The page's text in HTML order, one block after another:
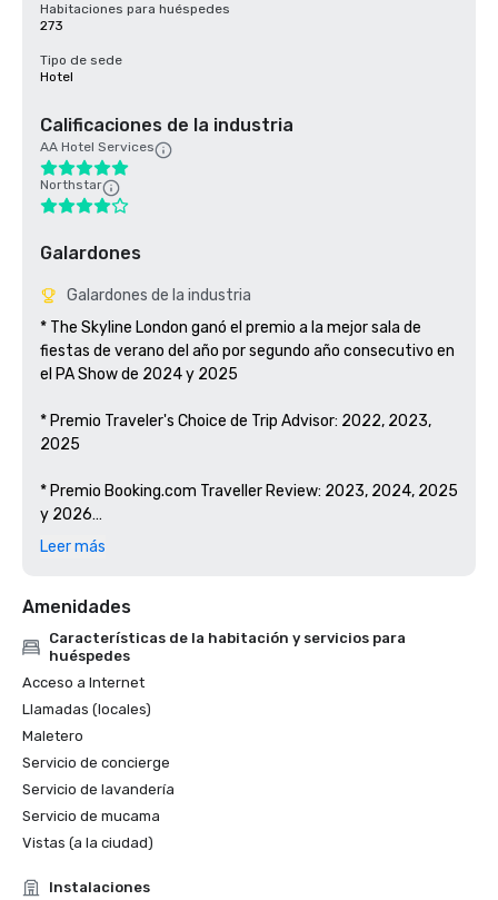
Habitaciones para huéspedes
273
Tipo de sede
Hotel
Calificaciones de la industria
AA Hotel Services
Northstar
Galardones
Galardones de la industria
* The Skyline London ganó el premio a la mejor sala de
fiestas de verano del año por segundo año consecutivo en
el PA Show de 2024 y 2025
* Premio Traveler's Choice de Trip Advisor: 2022, 2023,
2025
* Premio Booking.com Traveller Review: 2023, 2024, 2025
y 2026
En Blue Orchid Hotels, reconocemos la importancia de
respetar, cuidar y abordar de manera proactiva los
problemas sociales, económicos y ambientales dentro de
nuestras comunidades locales y en todo el mundo.
Nuestro objetivo es fomentar y ejecutar activamente
Nuestro enfoque empresarial se basa en creencias que
buscan integrar y mantener prácticas que promuevan
una contribución positiva a la vida local, al tiempo que
ambiental en las comunidades en las que operamos.
Leer más
Amenidades
Características de la habitación y servicios para
huéspedes
Acceso a Internet
Llamadas (locales)
Maletero
Servicio de concierge
Servicio de lavandería
Servicio de mucama
Vistas (a la ciudad)
Instalaciones